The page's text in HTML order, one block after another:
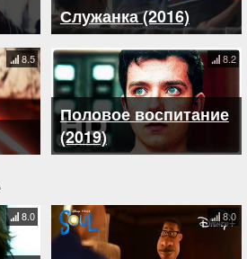
Служанка (2016)
8.5
Половое воспитание
(2019)
8.2
8.0 8.0